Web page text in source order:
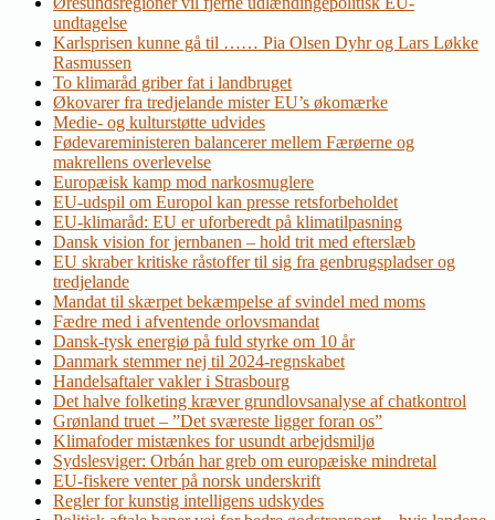
undtagelse
Karlsprisen kunne gå til …… Pia Olsen Dyhr og Lars Løkke
Rasmussen
To klimaråd griber fat i landbruget
Økovarer fra tredjelande mister EU’s økomærke
Medie- og kulturstøtte udvides
Fødevareministeren balancerer mellem Færøerne og
makrellens overlevelse
Europæisk kamp mod narkosmuglere
EU-udspil om Europol kan presse retsforbeholdet
EU-klimaråd: EU er uforberedt på klimatilpasning
Dansk vision for jernbanen – hold trit med efterslæb
EU skraber kritiske råstoffer til sig fra genbrugspladser og
tredjelande
Mandat til skærpet bekæmpelse af svindel med moms
Fædre med i afventende orlovsmandat
Dansk-tysk energiø på fuld styrke om 10 år
Danmark stemmer nej til 2024-regnskabet
Handelsaftaler vakler i Strasbourg
Det halve folketing kræver grundlovsanalyse af chatkontrol
Grønland truet – ”Det sværeste ligger foran os”
Klimafoder mistænkes for usundt arbejdsmiljø
Sydslesviger: Orbán har greb om europæiske mindretal
EU-fiskere venter på norsk underskrift
Regler for kunstig intelligens udskydes